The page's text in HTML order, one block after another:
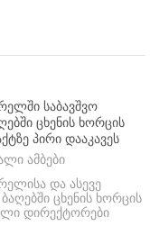
საბავშვო
ცხენის ხორცის
პირი დააკავეს
ამბები
და ასევე
ცხენის ხორცის
დირექტორები